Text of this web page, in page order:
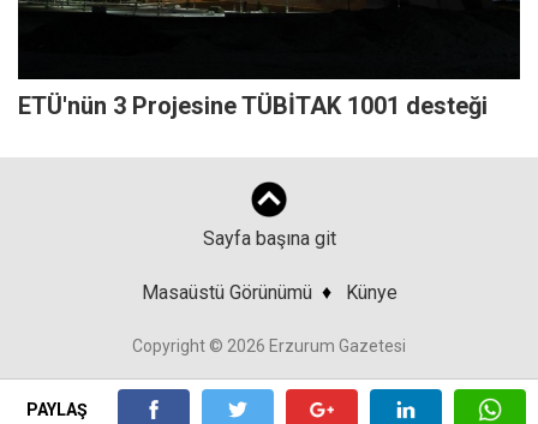
PAYLAŞ
ETÜ'nün 3 Projesine TÜBİTAK 1001 desteği
Sayfa başına git
Masaüstü Görünümü ♦ Künye
Copyright © 2026 Erzurum Gazetesi